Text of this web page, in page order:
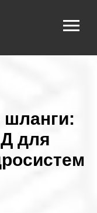
шланги:
для